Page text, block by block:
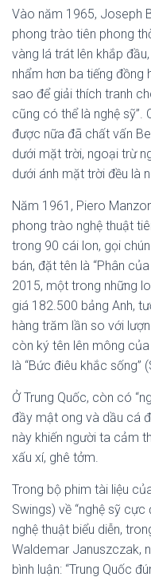
Vào năm 1965, Joseph
phong trào tiên phong
vàng lá trát lên khắp
nhẩm hơn ba tiếng đồng
sao để giải thích tranh
cũng có thể là nghệ sỹ”.
được nữa đã chất vấn
dưới mặt trời, ngoại trừ
dưới ánh mặt trời đều là
Năm 1961, Piero
phong trào nghệ thuật
trong 90 cái lon, gọi
bán, đặt tên là “Phân
2015, một trong những
giá 182.500 bảng Anh,
hàng trăm lần so với
còn ký tên lên mông
là “Bức điêu khắc sống”
Ở Trung Quốc, còn có
đầy mật ong và dầu cá
này khiến người ta cảm
xấu xí, ghê tởm.
Trong bộ phim tài liệu
Swings) về “nghệ sỹ
nghệ thuật biểu diễn,
Waldemar Januszczak,
bình luận: “Trung Quốc